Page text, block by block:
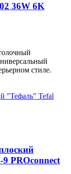
36W 6K
стиле.
PROconnect